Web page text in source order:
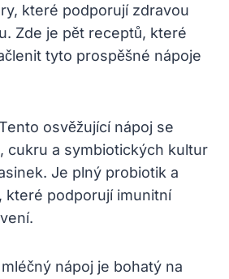
které podporují zdravou
Zde je pět receptů, které
tyto prospěšné nápoje
osvěžující nápoj se
cukru a symbiotických kultur
Je plný probiotik a
které podporují imunitní
nápoj je bohatý na